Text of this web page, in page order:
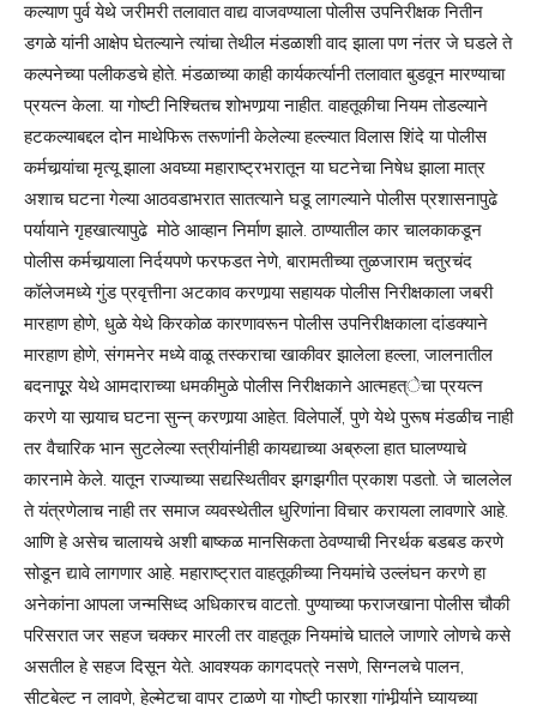
कल्याण पुर्व येथे जरीमरी तलावात वाद्य वाजवण्याला पोलीस उपनिरीक्षक नितीन
डगळे यांनी आक्षेप घेतल्याने त्यांचा तेथील मंडळाशी वाद झाला पण नंतर जे घडले ते
कल्पनेच्या पलीकडचे होते. मंडळाच्या काही कार्यकर्त्यानी तलावात बुडवून मारण्याचा
प्रयत्न केला. या गोष्टी निश्‍चितच शोभणार्‍या नाहीत. वाहतूकीचा नियम तोडल्याने
हटकल्याबद्दल दोन माथेफिरू तरूणांनी केलेल्या हल्ल्यात विलास शिंदे या पोलीस
कर्मचार्‍यांचा मृत्यू झाला अवघ्या महाराष्ट्रभरातून या घटनेचा निषेध झाला मात्र
अशाच घटना गेल्या आठवडाभरात सातत्याने घडू लागल्याने पोलीस प्रशासनापुढे
पर्यायाने गृहखात्यापुढे मोठे आव्हान निर्माण झाले. ठाण्यातील कार चालकाकडून
पोलीस कर्मचार्‍याला निर्दयपणे फरफडत नेणे, बारामतीच्या तुळजाराम चतुरचंद
कॉलेजमध्ये गुंड प्रवृत्तीना अटकाव करणार्‍या सहायक पोलीस निरीक्षकाला जबरी
मारहाण होणे, धुळे येथे किरकोळ कारणावरून पोलीस उपनिरीक्षकाला दांडक्याने
मारहाण होणे, संगमनेर मध्ये वाळू तस्कराचा खाकीवर झालेला हल्ला, जालनातील
बदनापूूर येथे आमदाराच्या धमकीमुळे पोलीस निरीक्षकाने आत्महत्ेचा प्रयत्न
करणे या सार्‍याच घटना सुन्न् करणार्‍या आहेत. विलेपार्ले, पुणे येथे पुरूष मंडळीच नाही
तर वैचारिक भान सुटलेल्या स्त्रीयांनीही कायद्याच्या अब्रुला हात घालण्याचे
कारनामे केले. यातून राज्याच्या सद्यस्थितीवर झगझगीत प्रकाश पडतो. जे चाललेल
ते यंत्रणेलाच नाही तर समाज व्यवस्थेतील धुरिणांना विचार करायला लावणारे आहे.
आणि हे असेच चालायचे अशी बाष्कळ मानसिकता ठेवण्याची निरर्थक बडबड करणे
सोडून द्यावे लागणार आहे. महाराष्ट्रात वाहतूकीच्या नियमांचे उल्लंघन करणे हा
अनेकांना आपला जन्मसिध्द अधिकारच वाटतो. पुण्याच्या फराजखाना पोलीस चौकी
परिसरात जर सहज चक्कर मारली तर वाहतूक नियमांचे घातले जाणारे लोणचे कसे
असतील हे सहज दिसून येते. आवश्यक कागदपत्रे नसणे, सिग्नलचे पालन,
सीटबेल्ट न लावणे, हेल्मेटचा वापर टाळणे या गोष्टी फारशा गांभीर्र्याने घ्यायच्या